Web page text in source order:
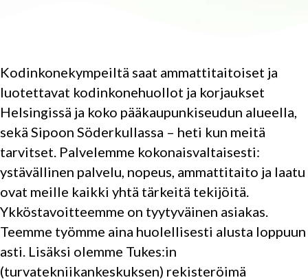
Kodinkonekympeiltä saat ammattitaitoiset ja
luotettavat kodinkonehuollot ja korjaukset
Helsingissä ja koko pääkaupunkiseudun alueella,
sekä Sipoon Söderkullassa – heti kun meitä
tarvitset. Palvelemme kokonaisvaltaisesti:
ystävällinen palvelu, nopeus, ammattitaito ja laatu
ovat meille kaikki yhtä tärkeitä tekijöitä.
Ykköstavoitteemme on tyytyväinen asiakas.
Teemme työmme aina huolellisesti alusta loppuun
asti. Lisäksi olemme Tukes:in
(turvatekniikankeskuksen) rekisteröimä